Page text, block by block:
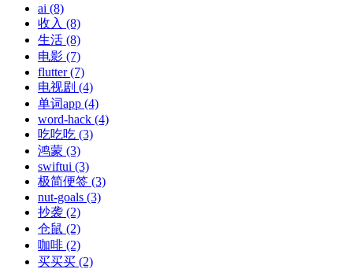
ai (8)
收入 (8)
生活 (8)
电影 (7)
flutter (7)
电视剧 (4)
单词app (4)
word-hack (4)
吃吃吃 (3)
鸿蒙 (3)
swiftui (3)
极简便签 (3)
nut-goals (3)
抄袭 (2)
仓鼠 (2)
咖啡 (2)
买买买 (2)